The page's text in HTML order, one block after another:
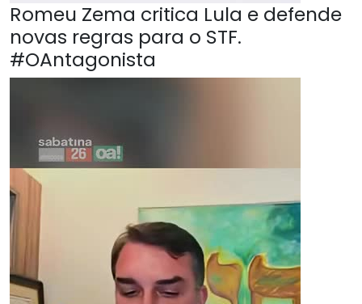
Romeu Zema critica Lula e defende
novas regras para o STF.
#OAntagonista